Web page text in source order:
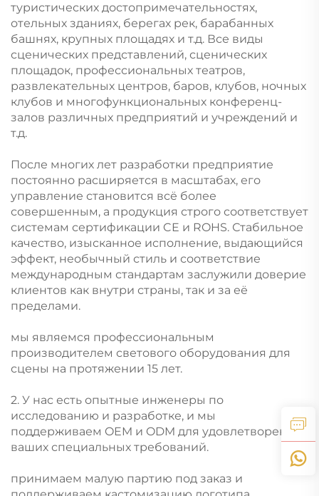
туристических достопримечательностях,
отельных зданиях, берегах рек, барабанных
башнях, крупных площадях и т.д. Все виды
сценических представлений, сценических
площадок, профессиональных театров,
развлекательных центров, баров, клубов, ночных
клубов и многофункциональных конференц-
залов различных предприятий и учреждений и
т.д.
После многих лет разработки предприятие
постоянно расширяется в масштабах, его
управление становится всё более
совершенным, а продукция строго соответствует
системам сертификации CE и ROHS. Стабильное
качество, изысканное исполнение, выдающийся
эффект, необычный стиль и соответствие
международным стандартам заслужили доверие
клиентов как внутри страны, так и за её
пределами.
мы являемся профессиональным
производителем светового оборудования для
сцены на протяжении 15 лет.
2. У нас есть опытные инженеры по
исследованию и разработке, и мы
поддерживаем OEM и ODM для удовлетворения
ваших специальных требований.
принимаем малую партию под заказ и